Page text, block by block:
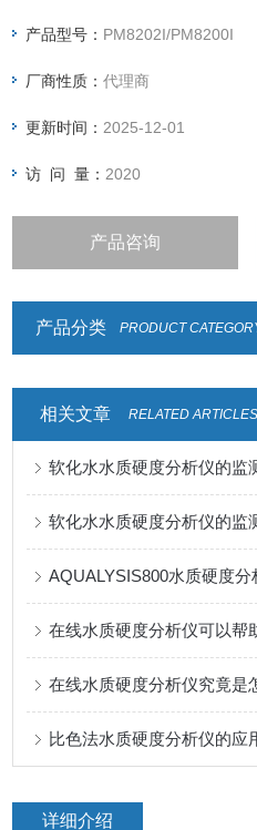
产品型号： PM8202I/PM8200I
厂商性质：代理商
更新时间： 2025-12-01
访 问 量： 2020
产品咨询
产品分类 PRODUCT
相关文章 RELATED ARTICLES
软化水水质硬度分析仪的监
软化水水质硬度分析仪的监
AQUALYSIS800水质硬度
在线水质硬度分析仪可以帮
在线水质硬度分析仪究竟是
比色法水质硬度分析仪的应
详细介绍